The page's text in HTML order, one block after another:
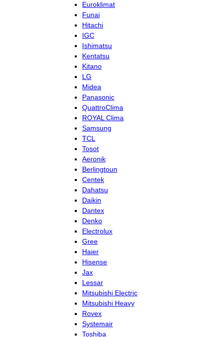
Euroklimat
Funai
Hitachi
IGC
Ishimatsu
Kentatsu
Kitano
LG
Midea
Panasonic
QuattroClima
ROYAL Clima
Samsung
TCL
Tosot
Aeronik
Berlingtoun
Centek
Dahatsu
Daikin
Dantex
Denko
Electrolux
Gree
Haier
Hisense
Jax
Lessar
Mitsubishi Electric
Mitsubishi Heavy
Rovex
Systemair
Toshiba